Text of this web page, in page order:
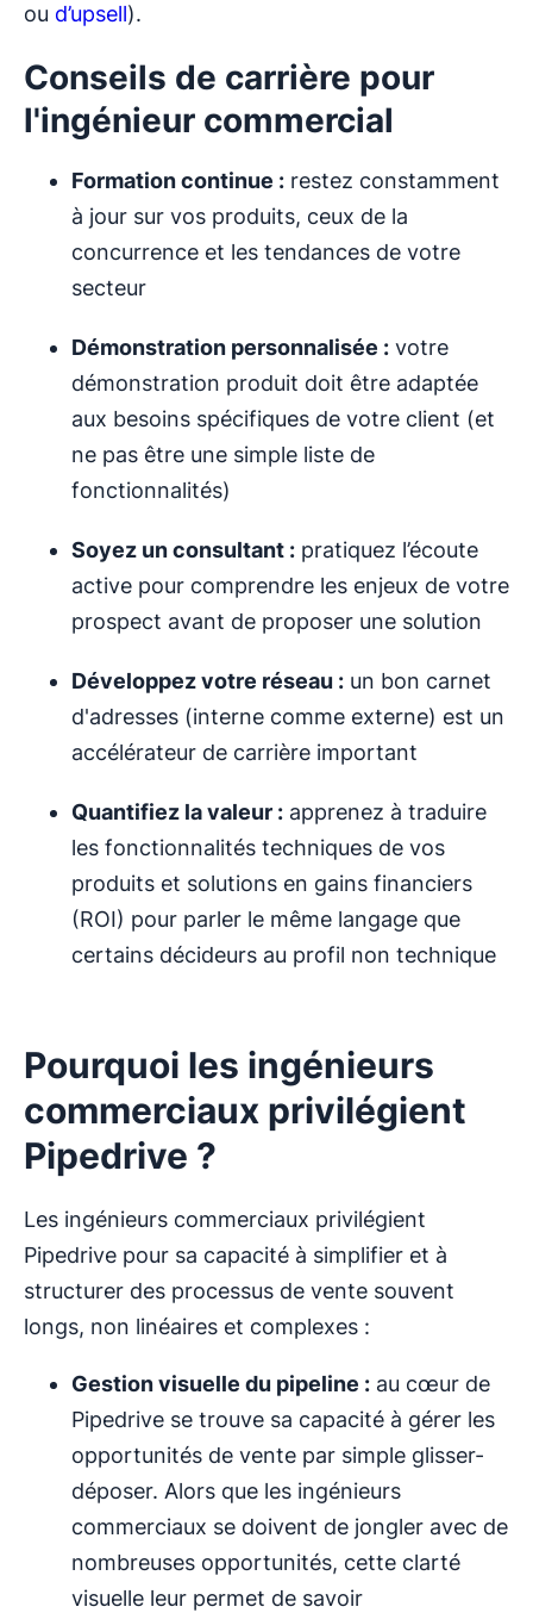
ou d’upsell).
Conseils de carrière pour
l'ingénieur commercial
Formation continue : restez constamment
à jour sur vos produits, ceux de la
concurrence et les tendances de votre
secteur
Démonstration personnalisée : votre
démonstration produit doit être adaptée
aux besoins spécifiques de votre client (et
ne pas être une simple liste de
fonctionnalités)
Soyez un consultant : pratiquez l’écoute
active pour comprendre les enjeux de votre
prospect avant de proposer une solution
Développez votre réseau : un bon carnet
d'adresses (interne comme externe) est un
accélérateur de carrière important
Quantifiez la valeur : apprenez à traduire
les fonctionnalités techniques de vos
produits et solutions en gains financiers
(ROI) pour parler le même langage que
certains décideurs au profil non technique
Pourquoi les ingénieurs
commerciaux privilégient
Pipedrive ?
Les ingénieurs commerciaux privilégient
Pipedrive pour sa capacité à simplifier et à
structurer des processus de vente souvent
longs, non linéaires et complexes :
Gestion visuelle du pipeline : au cœur de
Pipedrive se trouve sa capacité à gérer les
opportunités de vente par simple glisser-
déposer. Alors que les ingénieurs
commerciaux se doivent de jongler avec de
nombreuses opportunités, cette clarté
visuelle leur permet de savoir